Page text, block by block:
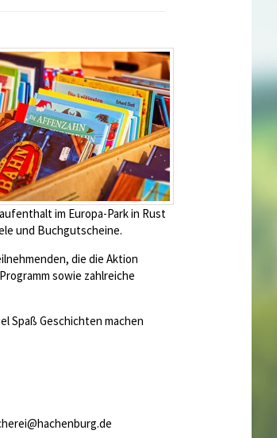
im Europa-Park in Rust
und Buchgutscheine.
die die Aktion
sowie zahlreiche
Spaß Geschichten machen